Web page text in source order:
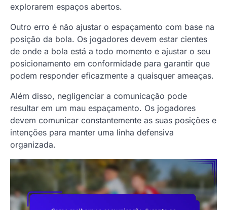
explorarem espaços abertos.
Outro erro é não ajustar o espaçamento com base na
posição da bola. Os jogadores devem estar cientes
de onde a bola está a todo momento e ajustar o seu
posicionamento em conformidade para garantir que
podem responder eficazmente a quaisquer ameaças.
Além disso, negligenciar a comunicação pode
resultar em um mau espaçamento. Os jogadores
devem comunicar constantemente as suas posições e
intenções para manter uma linha defensiva
organizada.